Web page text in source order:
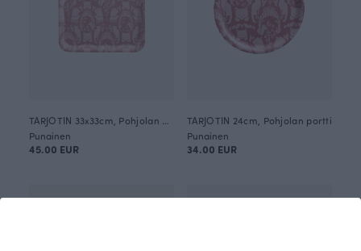
Punainen
45.00 EUR
TARJOTIN 24cm, Pohjolan portti
Punainen
34.00 EUR